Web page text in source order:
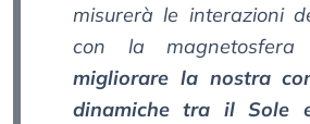
misurerà le interazioni
con la magnetosfera
migliorare la nostra
dinamiche tra il Sole